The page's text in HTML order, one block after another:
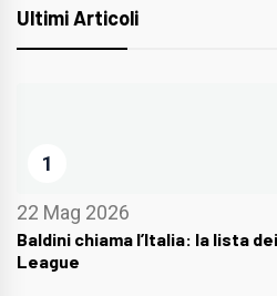
Ultimi Articoli
1
22 Mag 2026
Baldini chiama l’Italia: la lista
League